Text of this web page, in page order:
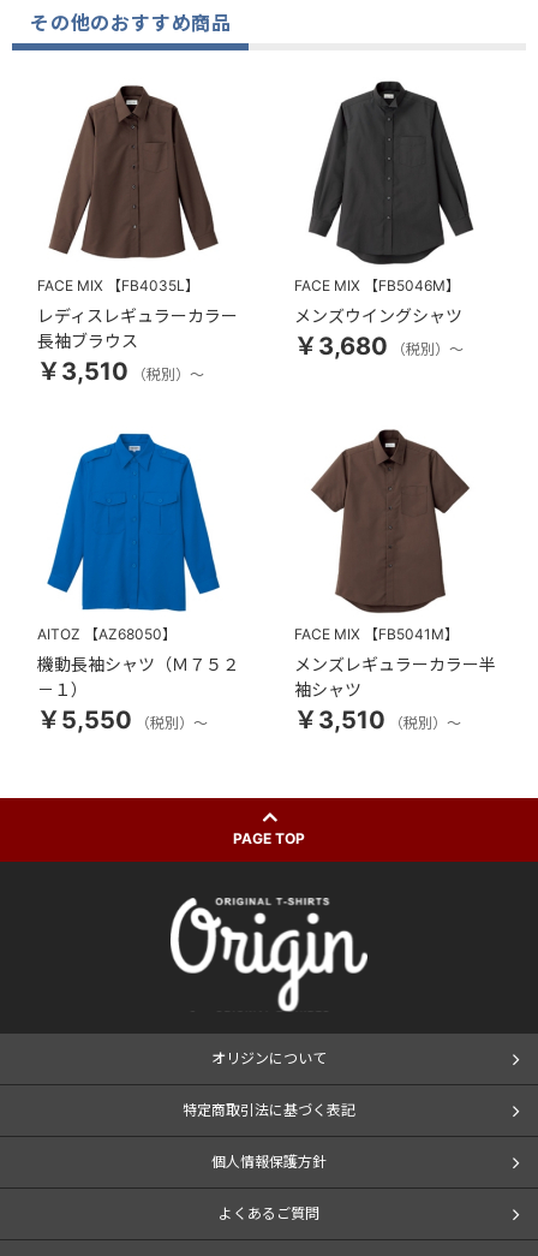
その他のおすすめ商品
FACE MIX 【FB4035L】
レディスレギュラーカラー
長袖ブラウス
￥3,510 （税別）～
FACE MIX 【FB5046M】
メンズウイングシャツ
￥3,680 （税別）～
AITOZ 【AZ68050】
機動長袖シャツ（Ｍ７５２
－１）
￥5,550 （税別）～
FACE MIX 【FB5041M】
メンズレギュラーカラー半
袖シャツ
￥3,510 （税別）～
PAGE TOP
オリジンについて
特定商取引法に基づく表記
個人情報保護方針
よくあるご質問